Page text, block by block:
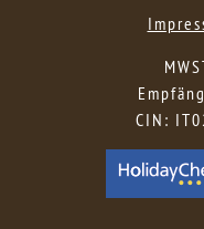
CIN: